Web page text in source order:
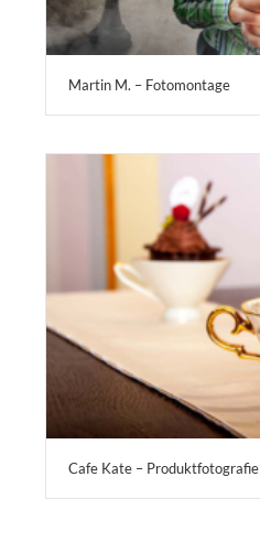
Martin M. – Fotomontage
Cafe Kate – Produktfotografie